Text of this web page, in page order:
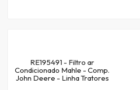
RE195491 - Filtro ar
Condicionado Mahle - Comp.
John Deere - Linha Tratores